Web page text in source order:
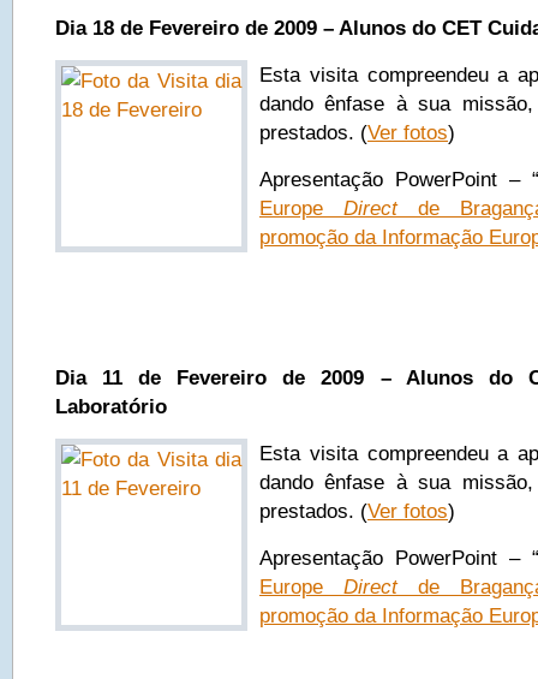
Dia 18 de Fevereiro de 2009 – Alunos do CET
Esta visita compreendeu a
dando ênfase à sua
prestados. (Ver fotos)
Apresentação PowerPoint – “
Europe Directde
promoção da Informação
Dia 11 de Fevereiro de 2009 – Alunos do
Laboratório
Esta visita compreendeu a
dando ênfase à sua
prestados. (Ver fotos)
Apresentação PowerPoint – “
Europe Directde
promoção da Informação